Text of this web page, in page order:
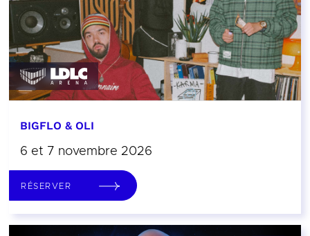
BIGFLO & OLI
6 et 7 novembre 2026
RÉSERVER